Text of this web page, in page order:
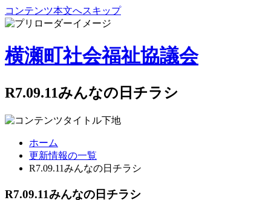
コンテンツ本文へスキップ
横瀬町社会福祉協議会
R7.09.11みんなの日チラシ
ホーム
更新情報の一覧
R7.09.11みんなの日チラシ
R7.09.11みんなの日チラシ